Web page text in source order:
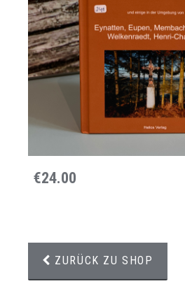
€24.00
ZURÜCK ZU SHOP